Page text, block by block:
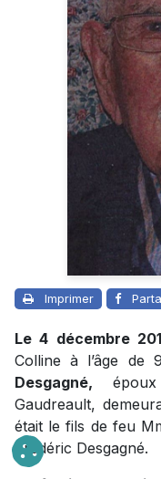
Imprimer
Le 4 décembre
Colline à l’âge
Desgagné,
Gaudreault,
était le fils de feu
Frédéric Desgagné.